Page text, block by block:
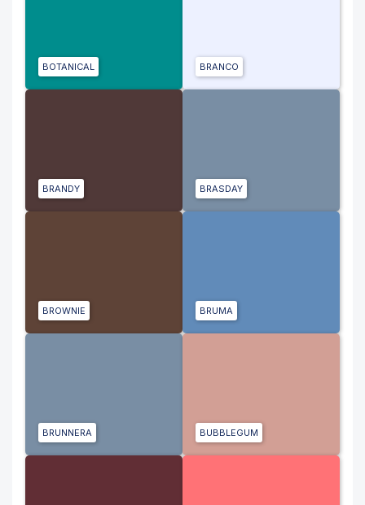
BOTANICAL BRANCO
BRANDY BRASDAY
BROWNIE BRUMA
BRUNNERA BUBBLEGUM